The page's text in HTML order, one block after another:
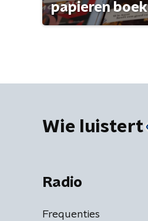
papieren boek
Wie luistert
Radio
Frequenties